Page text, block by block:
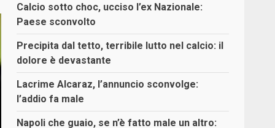
Calcio sotto choc, ucciso l’ex Nazionale:
Paese sconvolto
Precipita dal tetto, terribile lutto nel calcio: il
dolore è devastante
Lacrime Alcaraz, l’annuncio sconvolge:
l’addio fa male
Napoli che guaio, se n’è fatto male un altro: